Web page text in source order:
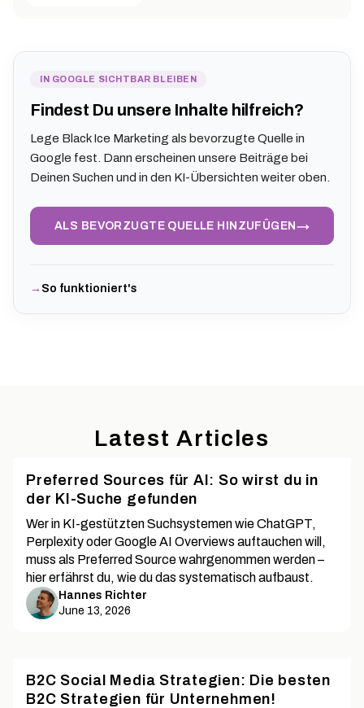
IN GOOGLE SICHTBAR BLEIBEN
Findest Du unsere Inhalte hilfreich?
Lege Black Ice Marketing als bevorzugte Quelle in
Google fest. Dann erscheinen unsere Beiträge bei
Deinen Suchen und in den KI-Übersichten weiter oben.
ALS BEVORZUGTE QUELLE HINZUFÜGEN →
So funktioniert's
Latest Articles
Preferred Sources für AI: So wirst du in
der KI-Suche gefunden
Wer in KI-gestützten Suchsystemen wie ChatGPT,
Perplexity oder Google AI Overviews auftauchen will,
muss als Preferred Source wahrgenommen werden –
hier erfährst du, wie du das systematisch aufbaust.
Hannes Richter
June 13, 2026
B2C Social Media Strategien: Die besten
B2C Strategien für Unternehmen!